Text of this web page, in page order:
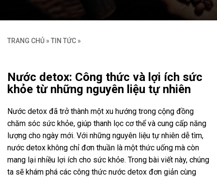
TRANG CHỦ » TIN TỨC »
Nước detox: Công thức và lợi ích sức
khỏe từ những nguyên liệu tự nhiên
Nước detox đã trở thành một xu hướng trong cộng đồng
chăm sóc sức khỏe, giúp thanh lọc cơ thể và cung cấp năng
lượng cho ngày mới. Với những nguyên liệu tự nhiên dễ tìm,
nước detox không chỉ đơn thuần là một thức uống mà còn
mang lại nhiều lợi ích cho sức khỏe. Trong bài viết này, chúng
ta sẽ khám phá các công thức nước detox đơn giản cùng